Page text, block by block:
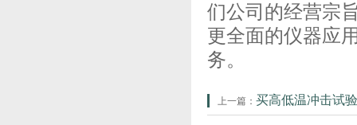
们公司的经营宗
更全面的仪器应
务。
上一篇： 买高低温冲击试